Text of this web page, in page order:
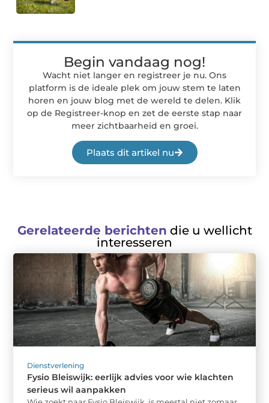
Begin vandaag nog!
Wacht niet langer en registreer je nu. Ons
platform is de ideale plek om jouw stem te laten
horen en jouw blog met de wereld te delen. Klik
op de Registreer-knop en zet de eerste stap naar
meer zichtbaarheid en groei.
Plaats dit artikel nu
Gerelateerde berichten die u wellicht
interesseren
Dienstverlening
Fysio Bleiswijk: eerlijk advies voor wie klachten
serieus wil aanpakken